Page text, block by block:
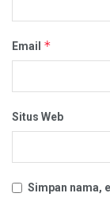
Email *
Situs Web
Simpan nama,